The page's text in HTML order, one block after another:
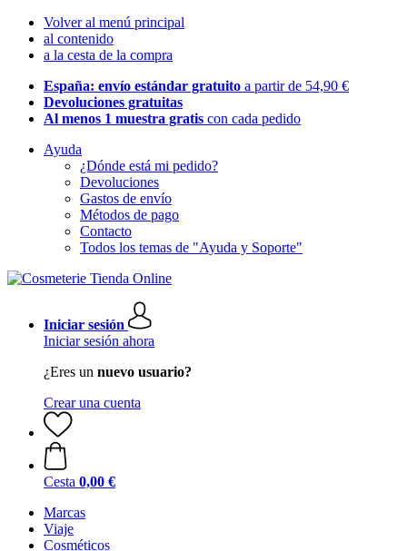
Volver al menú principal
al contenido
a la cesta de la compra
España: envío estándar gratuito a partir de 54,90 €
Devoluciones gratuitas
Al menos 1 muestra gratis con cada pedido
Ayuda
¿Dónde está mi pedido?
Devoluciones
Gastos de envío
Métodos de pago
Contacto
Todos los temas de "Ayuda y Soporte"
Iniciar sesión
Iniciar sesión ahora
¿Eres un nuevo usuario?
Crear una cuenta
Cesta 0,00 €
Marcas
Viaje
Cosméticos